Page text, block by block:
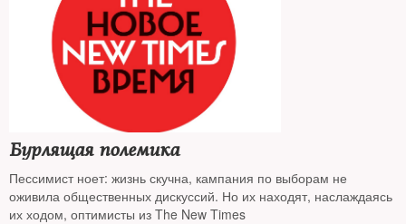
Бурлящая полемика
Пессимист ноет: жизнь скучна, кампания по выборам не
оживила общественных дискуссий. Но их находят, наслаждаясь
их ходом, оптимисты из The New Times